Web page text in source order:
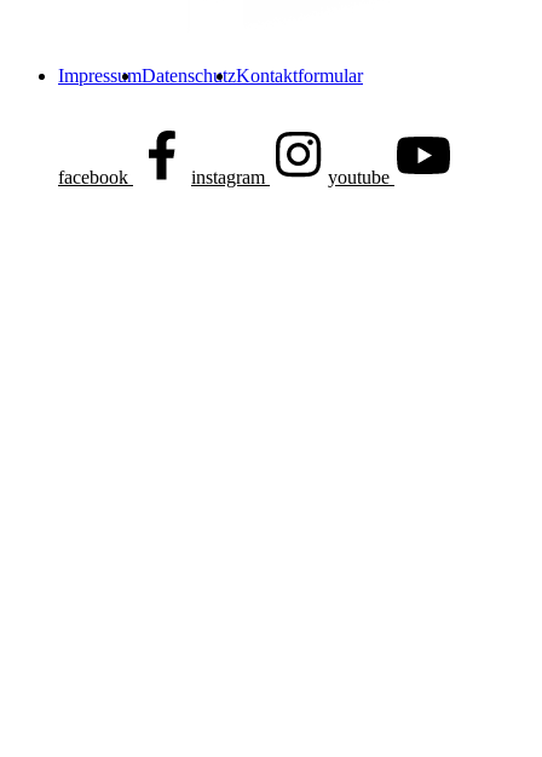
ImpressumDatenschutzKontaktformular
facebook instagram youtube